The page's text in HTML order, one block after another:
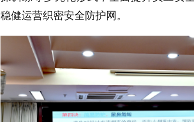
稳健运营织密安全防护网。